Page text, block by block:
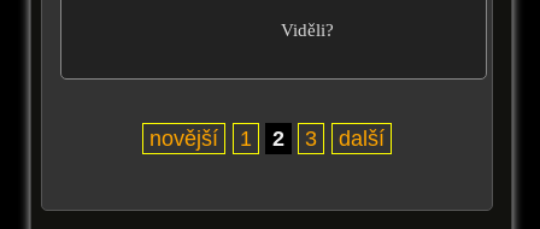
Viděli?
novější 1 2 3 další